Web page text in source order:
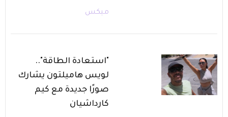
ميكس
"استعادة الطاقة"..
لويس هاميلتون يشارك
صورًا جديدة مع كيم
كارداشيان